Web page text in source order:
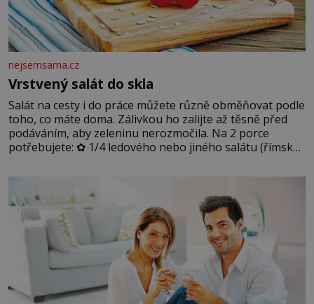
nejsemsama.cz
Vrstvený salát do skla
Salát na cesty i do práce můžete různě obměňovat podle
toho, co máte doma. Zálivkou ho zalijte až těsně před
podáváním, aby zeleninu nerozmočila. Na 2 porce
potřebujete: ✿ 1/4 ledového nebo jiného salátu (římský
okurky ✿ 2 rajčata Zálivka: ✿ 4 lžíce olivového oleje ✿ 1
lžíci citronové šťávy ✿ ½ stroužku